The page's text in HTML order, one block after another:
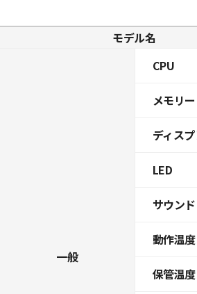
モデル名
一般
CPU
メモリー
ディス
LED
サウンド
動作温度
保管温度